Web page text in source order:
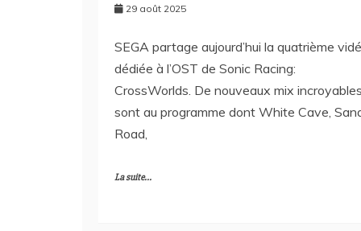
29 août 2025
SEGA partage aujourd’hui la quatrième
dédiée à l’OST de Sonic Racing:
CrossWorlds. De nouveaux mix incroyables
sont au programme dont White Cave,
Road,
La suite...